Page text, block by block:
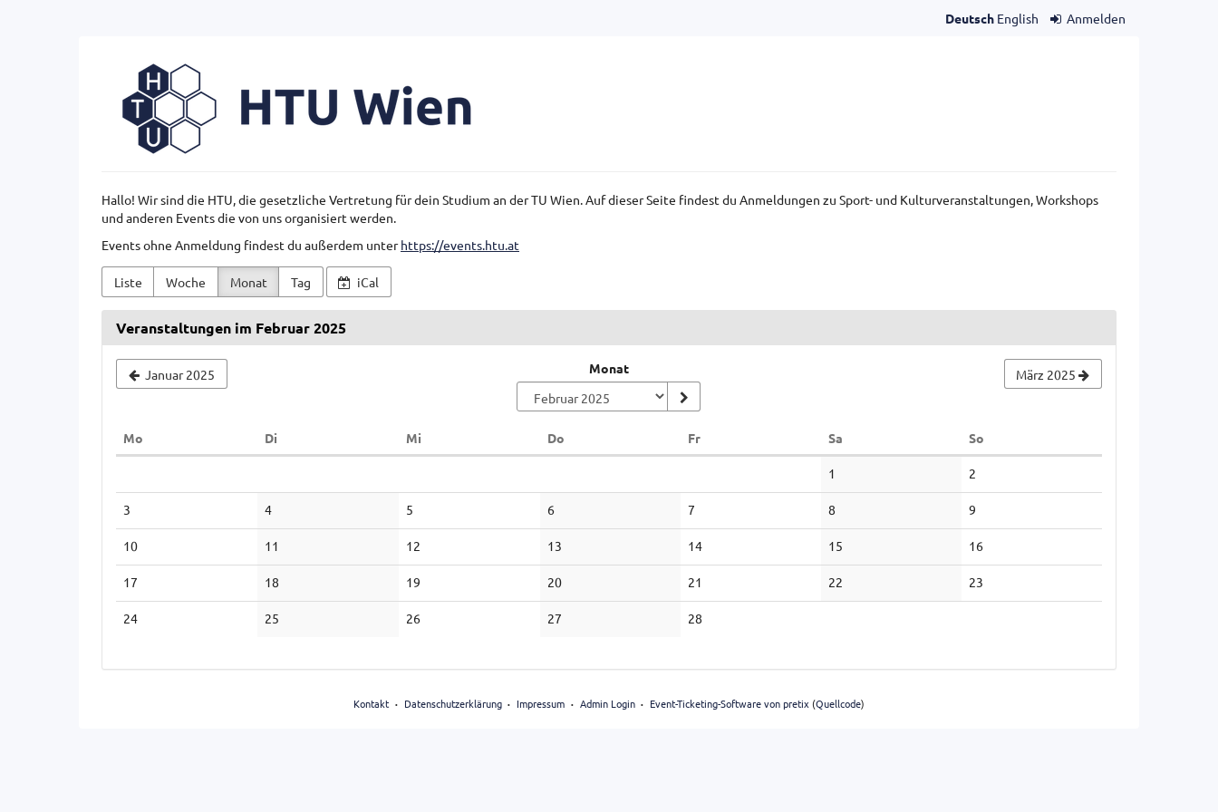
Deutsch English Anmelden
HTU
Wien
Hallo! Wir sind die HTU, die gesetzliche Vertretung für dein Studium an der TU Wien. Auf dieser Seite findest du Anmeldungen zu Sport- und Kulturveranstaltungen, Workshops
und anderen Events die von uns organisiert werden.
Events ohne Anmeldung findest du außerdem unterhttps://events.htu.at
Liste Woche Monat Tag iCal
Veranstaltungen im Februar 2025
Januar 2025
auswählen
Monat März 2025
Mo Di Mi Do FrFreitag Sa So
1 2
3 4 5 6 7 8 9
10 11 12 13 14 15 16
17 18 19 20 21 22 23
24 25 26 27 28
Kontakt Datenschutzerklärung Impressum Admin Login Event-Ticketing-Software von pretix (Quellcode)